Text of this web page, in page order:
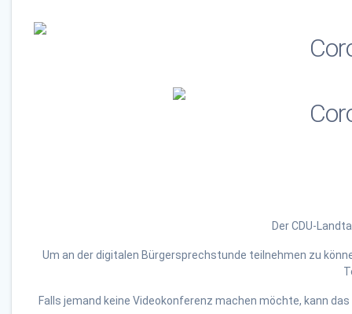
Der CDU-
Um an der digitalen Bürgersprechstunde teilnehmen zu
Falls jemand keine Videokonferenz machen möchte, kann das